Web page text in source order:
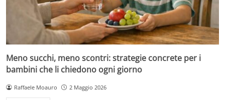
Meno succhi, meno scontri: strategie concrete per i
bambini che li chiedono ogni giorno
Raffaele Moauro 2 Maggio 2026